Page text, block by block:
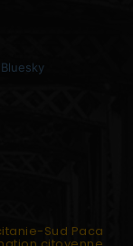
Bluesky
Sud Paca